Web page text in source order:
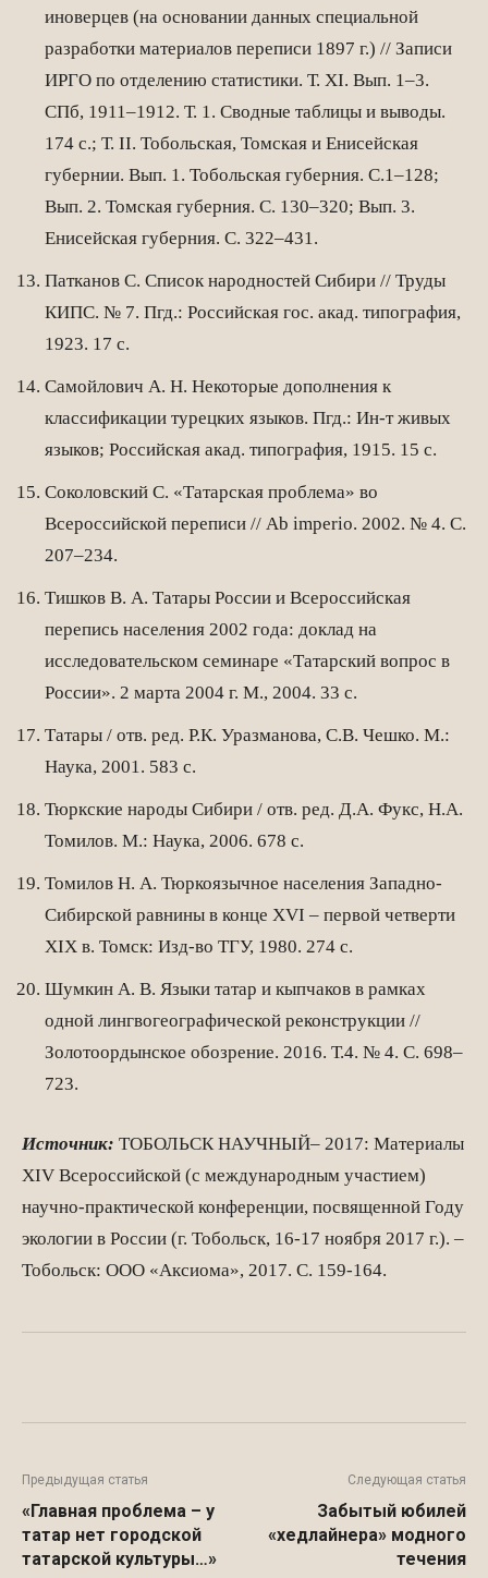
иноверцев (на основании данных специальной
разработки материалов переписи 1897 г.) // Записи
ИРГО по отделению статистики. Т. XI. Вып. 1–3.
СПб, 1911–1912. Т. 1. Сводные таблицы и выводы.
174 с.; Т. II. Тобольская, Томская и Енисейская
губернии. Вып. 1. Тобольская губерния. С.1–128;
Вып. 2. Томская губерния. С. 130–320; Вып. 3.
Енисейская губерния. С. 322–431.
Патканов С. Список народностей Сибири // Труды
КИПС. № 7. Пгд.: Российская гос. акад. типография,
1923. 17 с.
Самойлович А. Н. Некоторые дополнения к
классификации турецких языков. Пгд.: Ин-т живых
языков; Российская акад. типография, 1915. 15 с.
Соколовский С. «Татарская проблема» во
Всероссийской переписи // Ab imperio. 2002. № 4. С.
207–234.
Тишков В. А. Татары России и Всероссийская
перепись населения 2002 года: доклад на
исследовательском семинаре «Татарский вопрос в
России». 2 марта 2004 г. М., 2004. 33 с.
Татары / отв. ред. Р.К. Уразманова, С.В. Чешко. М.:
Наука, 2001. 583 с.
Тюркские народы Сибири / отв. ред. Д.А. Фукс, Н.А.
Томилов. М.: Наука, 2006. 678 с.
Томилов Н. А. Тюркоязычное населения Западно-
Сибирской равнины в конце XVI – первой четверти
XIX в. Томск: Изд-во ТГУ, 1980. 274 с.
Шумкин А. В. Языки татар и кыпчаков в рамках
одной лингвогеографической реконструкции //
Золотоордынское обозрение. 2016. Т.4. № 4. С. 698–
723.
Источник: ТОБОЛЬСК НАУЧНЫЙ– 2017: Материалы
XIV Всероссийской (c международным участием)
научно-практической конференции, посвященной Году
экологии в России (г. Тобольск, 16-17 ноября 2017 г.). –
Тобольск: ООО «Аксиома», 2017. С. 159-164.
Предыдущая статья
«Главная проблема – у
татар нет городской
татарской культуры…»
Следующая статья
Забытый юбилей
«хедлайнера» модного
течения